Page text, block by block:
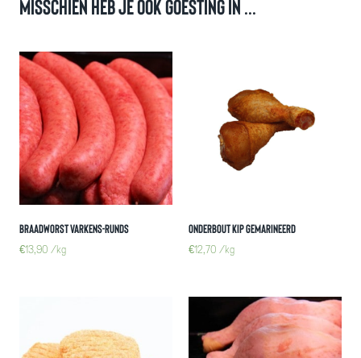
Misschien heb je ook goesting in ...
Braadworst varkens-runds
€13,90 /kg
Onderbout kip gemarineerd
€12,70 /kg